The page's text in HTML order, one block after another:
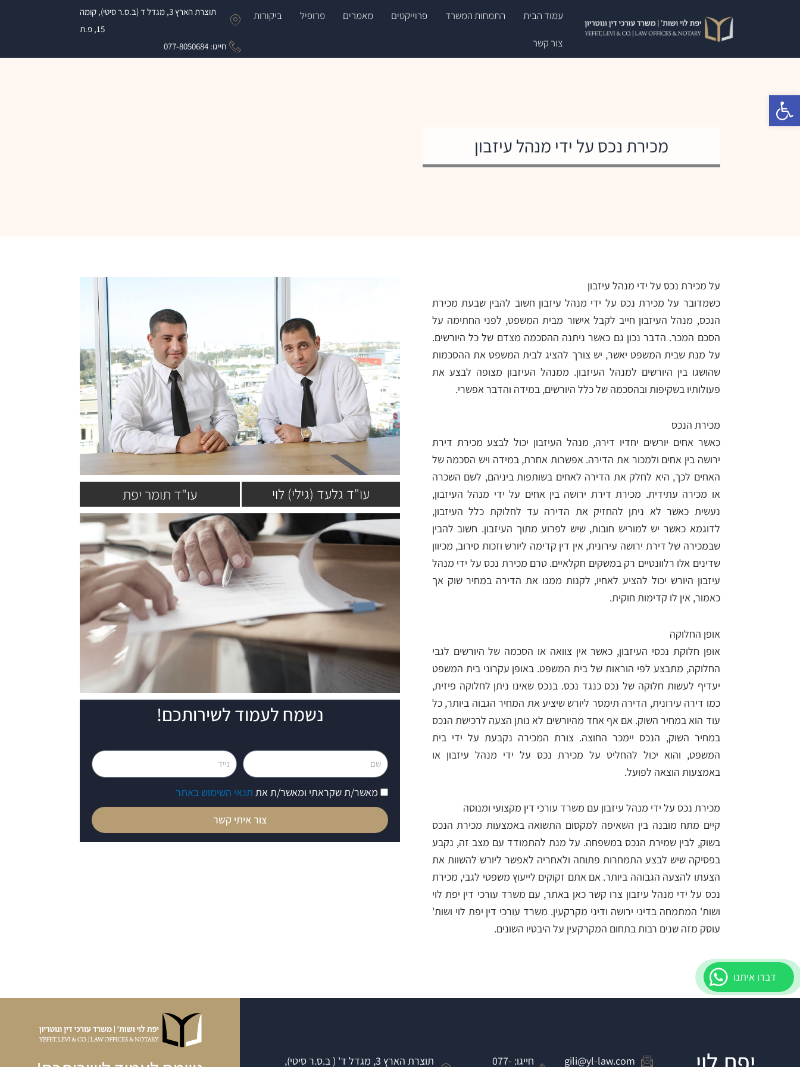
עמוד הבית התמחות המשרד פרוייקטים מאמרים פרופיל ביקורות
צור קשר
תוצרת הארץ 3, מגדל ד (ב.ס.ר סיטי), קומה
15, פ.ת
חייגו: 077-8050684​
מכירת נכס על ידי מנהל עיזבון
על מכירת נכס על ידי מנהל עיזבון
כשמדובר על מכירת נכס על ידי מנהל עיזבון חשוב להבין שבעת מכירת
הנכס, מנהל העיזבון חייב לקבל אישור מבית המשפט, לפני החתימה על
הסכם המכר. הדבר נכון גם כאשר ניתנה ההסכמה מצדם של כל היורשים.
על מנת שבית המשפט יאשר, יש צורך להציג לבית המשפט את ההסכמות
שהושגו בין היורשים למנהל העיזבון. ממנהל העיזבון מצופה לבצע את
פעולותיו בשקיפות ובהסכמה של כלל היורשים, במידה והדבר אפשרי.
מכירת הנכס
כאשר אחים יורשים יחדיו דירה, מנהל העיזבון יכול לבצע מכירת דירת
ירושה בין אחים ולמכור את הדירה. אפשרות אחרת, במידה ויש הסכמה של
האחים לכך, היא לחלק את הדירה לאחים בשותפות ביניהם, לשם השכרה
או מכירה עתידית. מכירת דירת ירושה בין אחים על ידי מנהל העיזבון,
נעשית כאשר לא ניתן להחזיק את הדירה עד לחלוקת כלל העיזבון,
לדוגמא כאשר יש למוריש חובות, שיש לפרוע מתוך העיזבון. חשוב להבין
שבמכירה של דירת ירושה עירונית, אין דין קדימה ליורש וזכות סירוב, מכיוון
שדינים אלו רלוונטיים רק במשקים חקלאיים. טרם מכירת נכס על ידי מנהל
עיזבון היורש יכול להציע לאחיו, לקנות ממנו את הדירה במחיר שוק אך
כאמור, אין לו קדימות חוקית.
אופן החלוקה
אופן חלוקת נכסי העיזבון, כאשר אין צוואה או הסכמה של היורשים לגבי
החלוקה, מתבצע לפי הוראות של בית המשפט. באופן עקרוני בית המשפט
יעדיף לעשות חלוקה של נכס כנגד נכס. בנכס שאינו ניתן לחלוקה פיזית,
כמו דירה עירונית, הדירה תימסר ליורש שיציע את המחיר הגבוה ביותר, כל
עוד הוא במחיר השוק. אם אף אחד מהיורשים לא נותן הצעה לרכישת הנכס
במחיר השוק, הנכס יימכר החוצה. צורת המכירה נקבעת על ידי בית
המשפט, והוא יכול להחליט על מכירת נכס על ידי מנהל עיזבון או
באמצעות הוצאה לפועל.
מכירת נכס על ידי מנהל עיזבון עם משרד עורכי דין מקצועי ומנוסה
קיים מתח מובנה בין השאיפה למקסום התשואה באמצעות מכירת הנכס
בשוק, לבין שמירת הנכס במשפחה. על מנת להתמודד עם מצב זה, נקבע
בפסיקה שיש לבצע התמחרות פתוחה ולאחריה לאפשר ליורש להשוות את
הצעתו להצעה הגבוהה ביותר. אם אתם זקוקים לייעוץ משפטי לגבי, מכירת
נכס על ידי מנהל עיזבון צרו קשר כאן באתר, עם משרד עורכי דין יפת לוי
ושות' המתמחה בדיני ירושה ודיני מקרקעין. משרד עורכי דין יפת לוי ושות'
עוסק מזה שנים רבות בתחום המקרקעין על היבטיו השונים.
עו"ד גלעד (גילי) לוי עו"ד תומר יפת
נשמח לעמוד לשירותכם!
שם נייד
הסכמה
מאשר/ת שקראתי ומאשר/ת את תנאי השימוש באתר
צור איתי קשר
דברו איתנו
gili@yl-law.com חייגו: 077- תוצרת הארץ 3, מגדל ד' ( ב.ס.ר סיטי),
פתח סרגל נגישות